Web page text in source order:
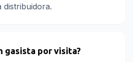
distribuidora.
gasista por visita?